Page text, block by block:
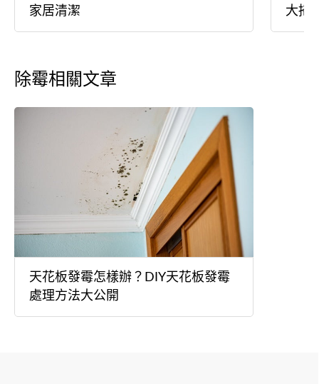
家居清潔 大掃
除霉相關文章
天花板發霉怎樣辦？DIY天花板發霉
處理方法大公開